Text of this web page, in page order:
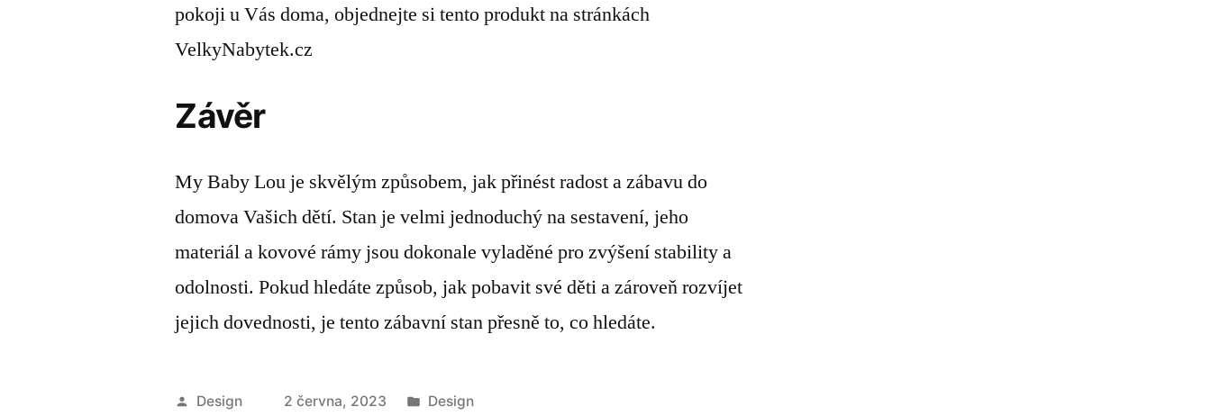
pokoji u Vás doma, objednejte si tento produkt na stránkách
VelkyNabytek.cz
Závěr
My Baby Lou je skvělým způsobem, jak přinést radost a zábavu do
domova Vašich dětí. Stan je velmi jednoduchý na sestavení, jeho
materiál a kovové rámy jsou dokonale vyladěné pro zvýšení stability a
odolnosti. Pokud hledáte způsob, jak pobavit své děti a zároveň rozvíjet
jejich dovednosti, je tento zábavní stan přesně to, co hledáte.
Autor
Design 2 června, 2023
Publikováno
Design